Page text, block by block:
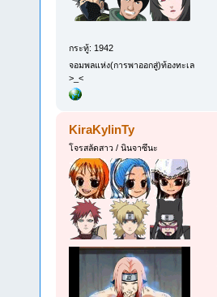
กระทู้: 1942
จอมพลแห่ง(การพาออกสู่)ท้องทะเล
>_<
KiraKylinTy
โจรสลัดสาว / นินจาซึนะ